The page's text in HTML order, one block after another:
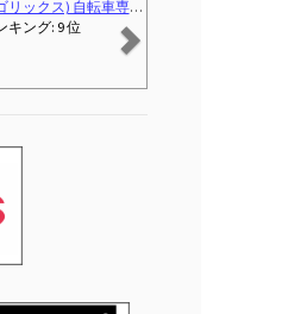
ちゃ MTB マウンテンバイク 模型 ダイキャスト ブラック/イエロー
キング: 1 位